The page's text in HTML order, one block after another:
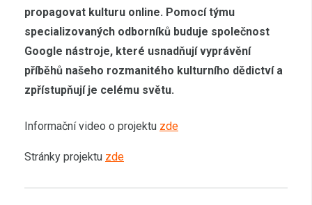
propagovat kulturu online. Pomocí týmu
specializovaných odborníků buduje společnost
Google nástroje, které usnadňují vyprávění
příběhů našeho rozmanitého kulturního dědictví a
zpřístupňují je celému světu.
Informační video o projektu zde
Stránky projektu zde